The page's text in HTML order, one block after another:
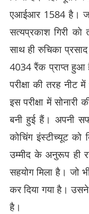
एआईआर 1584 है।
सत्यप्रकाश गिरी
साथ ही रुचिका
4034 रैंक प्राप्त हुआ
परीक्षा की तरह नीट
इस परीक्षा में सोनारी
बनी हुई हैं। अपनी
कोचिंग इंस्टीच्यूट को
उम्मीद के अनुरूप ही
सहयोग मिला है। जो
कर दिया गया है। उसने
है।